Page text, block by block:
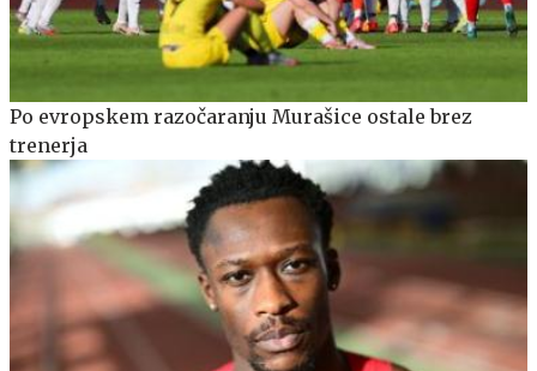
Po evropskem razočaranju Murašice ostale brez
trenerja